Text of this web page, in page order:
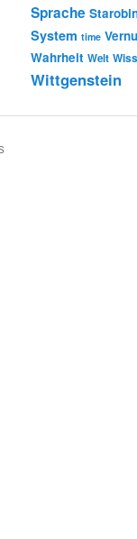
Sprache
System time
Wahrheit Welt
Wittgenstein